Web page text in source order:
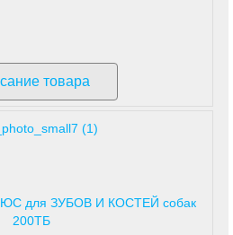
товара
для ЗУБОВ И КОСТЕЙ собак
200ТБ